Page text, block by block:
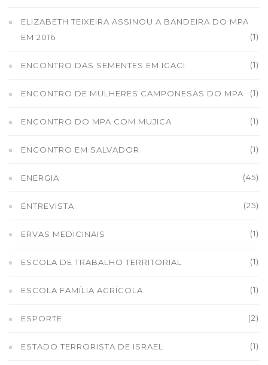
ELIZABETH TEIXEIRA ASSINOU A BANDEIRA DO MPA
EM 2016
(1)
ENCONTRO DAS SEMENTES EM IGACI (1)
ENCONTRO DE MULHERES CAMPONESAS DO MPA (1)
ENCONTRO DO MPA COM MUJICA (1)
ENCONTRO EM SALVADOR (1)
ENERGIA (45)
ENTREVISTA (25)
ERVAS MEDICINAIS (1)
ESCOLA DE TRABALHO TERRITORIAL (1)
ESCOLA FAMÍLIA AGRÍCOLA (1)
ESPORTE (2)
ESTADO TERRORISTA DE ISRAEL (1)